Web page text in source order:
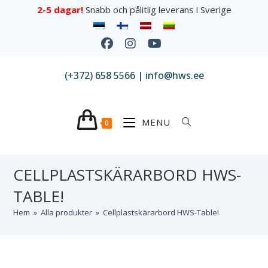
2-5 dagar!Snabb och pålitlig leverans i Sverige
(+372) 658 5566 | info@hws.ee
0 MENU
CELLPLASTSKÄRARBORD HWS-
TABLE!
Hem » Alla produkter » Cellplastskärarbord HWS-Table!